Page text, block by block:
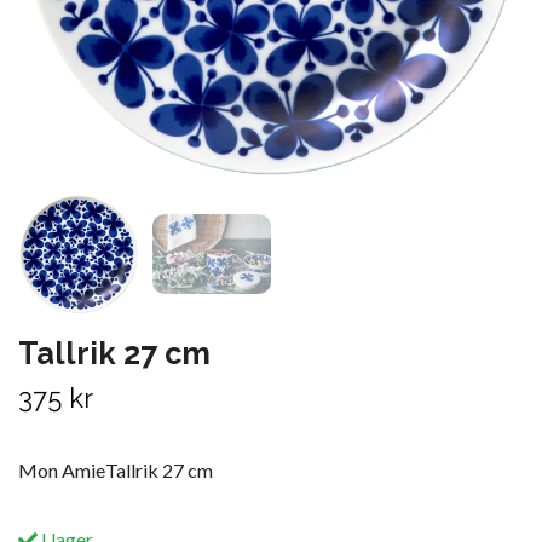
Tallrik 27 cm
375 kr
Mon AmieTallrik 27 cm